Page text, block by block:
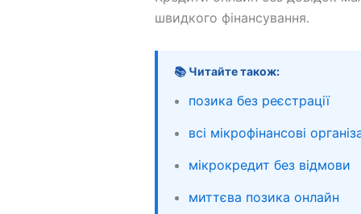
швидкого фінансування.
📚 Читайте також:
позика без реєстрації
всі мікрофінансові
мікрокредит без відмови
миттєва позика онлайн